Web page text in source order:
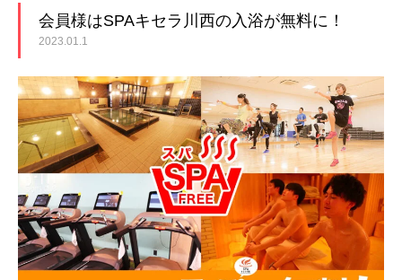
会員様はSPAキセラ川西の入浴が無料に！
2023.01.1